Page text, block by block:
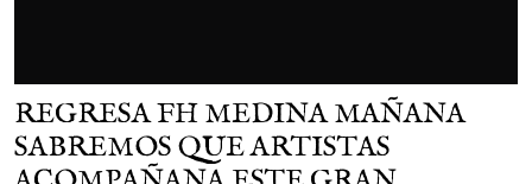
REGRESA FH MEDINA MAÑANA
SABREMOS QUE ARTISTAS